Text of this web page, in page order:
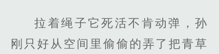
拉着绳子它死活不肯动弹，孙
刚只好从空间里偷偷的弄了把青草